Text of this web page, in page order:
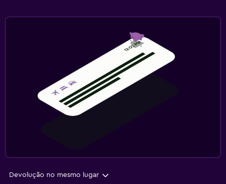
Devolução no mesmo lugar